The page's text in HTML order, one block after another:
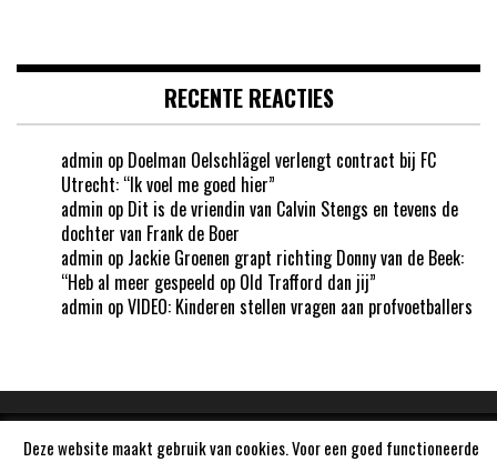
RECENTE REACTIES
admin op Doelman Oelschlägel verlengt contract bij FC
Utrecht: “Ik voel me goed hier”
admin op Dit is de vriendin van Calvin Stengs en tevens de
dochter van Frank de Boer
admin op Jackie Groenen grapt richting Donny van de Beek:
“Heb al meer gespeeld op Old Trafford dan jij”
admin opVIDEO: Kinderen stellen vragen aan profvoetballers
Aangedreven doorWordPress
Deze website maakt gebruik van cookies. Voor een goed functioneerde